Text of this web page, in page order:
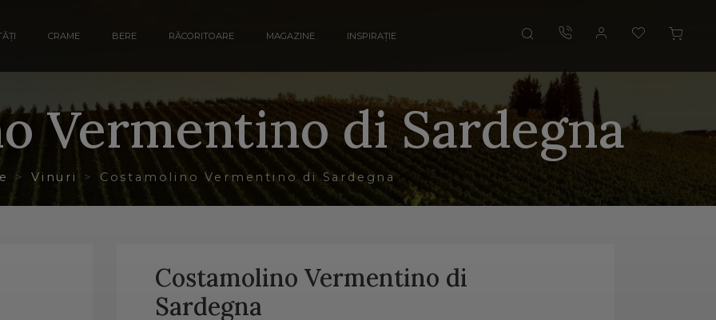
CRAME BERE RĂCORITOARE MAGAZINE INSPIRAȚIE
Vermentino di Sardegna
Vinuri Costamolino Vermentino di Sardegna
Costamolino Vermentino di
Sardegna